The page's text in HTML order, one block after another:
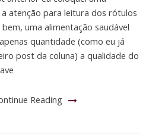
atenção para leitura dos rótulos
uma alimentação saudável
quantidade (como eu já
post da coluna) a qualidade do
Reading